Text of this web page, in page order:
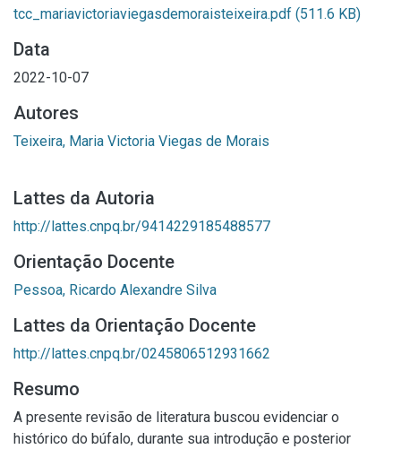
tcc_mariavictoriaviegasdemoraisteixeira.pdf (511.6 KB)
Data
2022-10-07
Autores
Teixeira, Maria Victoria Viegas de Morais
Lattes da Autoria
http://lattes.cnpq.br/9414229185488577
Orientação Docente
Pessoa, Ricardo Alexandre Silva
Lattes da Orientação Docente
http://lattes.cnpq.br/0245806512931662
Resumo
A presente revisão de literatura buscou evidenciar o
histórico do búfalo, durante sua introdução e posterior